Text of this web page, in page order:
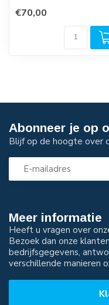
materialen. Di...
€70,00
Meer informatie
Heeft u vragen over
Bezoek dan onze
bedrijfsgegevens,
verschillende manieren
Abonneer je op
Blijf op de hoogte over